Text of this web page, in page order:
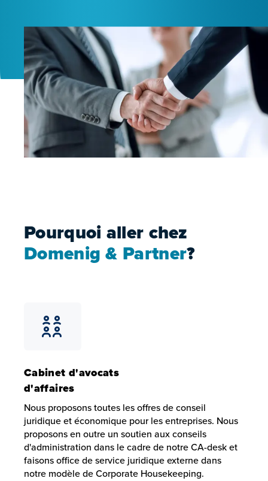
Pourquoi aller chez
Domenig & Partner?
Cabinet d'avocats
d'affaires
Nous proposons toutes les offres de conseil
juridique et économique pour les entreprises. Nous
proposons en outre un soutien aux conseils
d'administration dans le cadre de notreCA-desket
faisons office de service juridique externe dans
notre modèle deCorporate Housekeeping.